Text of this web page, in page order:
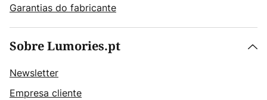
Garantias do fabricante
Sobre Lumories.pt
Newsletter
Empresa cliente